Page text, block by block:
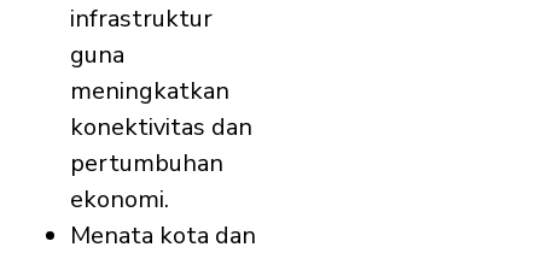
infrastruktur
guna
meningkatkan
konektivitas dan
pertumbuhan
ekonomi.
Menata kota dan